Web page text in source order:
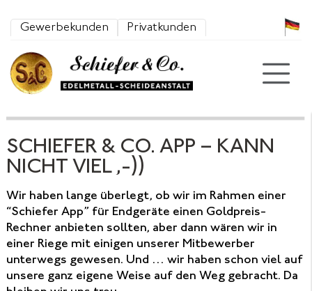
Gewerbekunden Privatkunden
SCHIEFER & CO. APP – KANN
NICHT VIEL ,-))
Wir haben lange überlegt, ob wir im Rahmen einer
“Schiefer App” für Endgeräte einen Goldpreis-
Rechner anbieten sollten, aber dann wären wir in
einer Riege mit einigen unserer Mitbewerber
unterwegs gewesen. Und … wir haben schon viel auf
unsere ganz eigene Weise auf den Weg gebracht. Da